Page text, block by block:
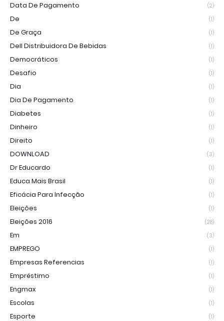
Data De Pagamento (2)
De (1)
De Graça (1)
Dell Distribuidora De Bebidas (1)
Democráticos (1)
Desafio (1)
Dia (1)
Dia De Pagamento (1)
Diabetes (1)
Dinheiro (1)
Direito (1)
DOWNLOAD (3)
Dr Educardo (1)
Educa Mais Brasil (1)
Eficácia Para Infecção (1)
Eleições (1)
Eleições 2016 (28)
Em (3)
EMPREGO (1)
Empresas Referencias (1)
Empréstimo (1)
Engmax (1)
Escolas (1)
Esporte (1)